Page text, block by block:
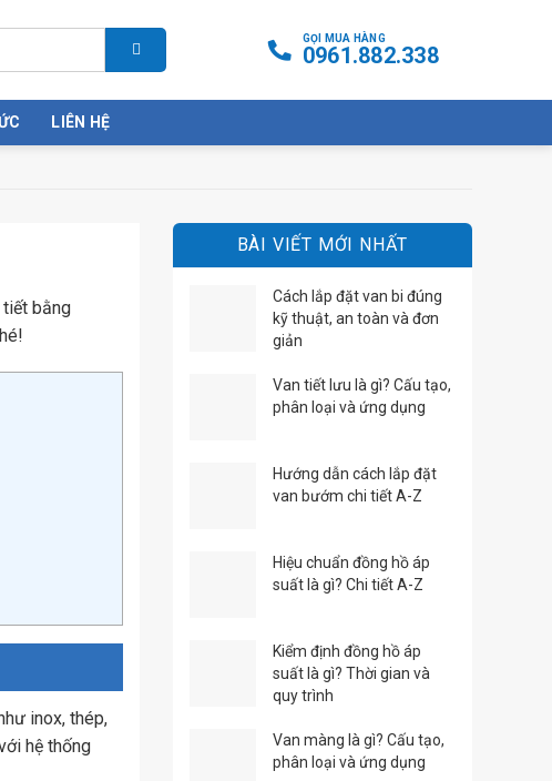
GỌI MUA HÀNG
0961.882.338
LIÊN HỆ
tiết bằng
inox, thép,
hệ thống
BÀI VIẾT MỚI NHẤT
Cách lắp đặt van bi đúng
kỹ thuật, an toàn và đơn
giản
Van tiết lưu là gì? Cấu tạo,
phân loại và ứng dụng
Hướng dẫn cách lắp đặt
van bướm chi tiết A-Z
Hiệu chuẩn đồng hồ áp
suất là gì? Chi tiết A-Z
Kiểm định đồng hồ áp
suất là gì? Thời gian và
quy trình
Van màng là gì? Cấu tạo,
phân loại và ứng dụng